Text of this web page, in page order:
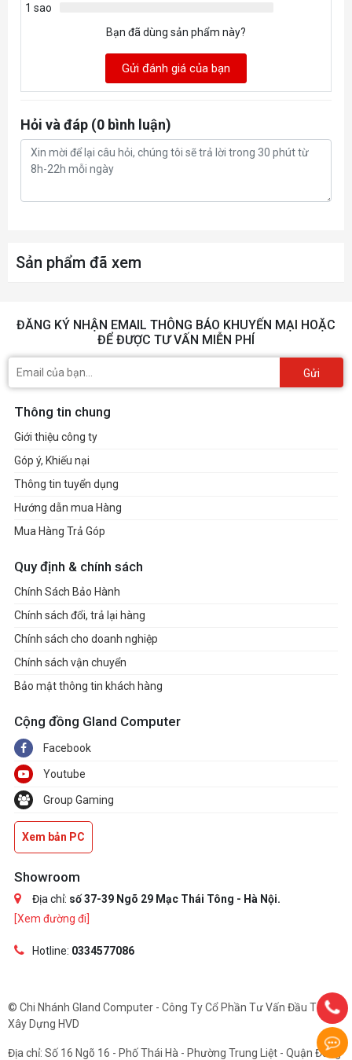
Công suất tối đa: 253W
1 sao
Bạn đã dùng sản phẩm này?
Gửi đánh giá của bạn
Hỏi và đáp (0 bình luận)
Sản phẩm đã xem
ĐĂNG KÝ NHẬN EMAIL THÔNG BÁO KHUYẾN MẠI HOẶC
ĐỂ ĐƯỢC TƯ VẤN MIỄN PHÍ
Gửi
Thông tin chung
Giới thiệu công ty
Góp ý, Khiếu nại
Thông tin tuyển dụng
Hướng dẫn mua Hàng
Mua Hàng Trả Góp
Quy định & chính sách
Chính Sách Bảo Hành
Chính sách đổi, trả lại hàng
Chính sách cho doanh nghiệp
Chính sách vận chuyển
Bảo mật thông tin khách hàng
Cộng đồng Gland Computer
Facebook
Youtube
Group Gaming
Xem bản PC
Showroom
Địa chỉ: số 37-39 Ngõ 29 Mạc Thái Tông - Hà Nội.
[Xem đường đi]
Hotline: 0334577086
© Chi Nhánh Gland Computer - Công Ty Cổ Phần Tư Vấn Đầu Tư Và
Xây Dựng HVD
Địa chỉ: Số 16 Ngõ 16 - Phố Thái Hà - Phường Trung Liệt - Quận Đống